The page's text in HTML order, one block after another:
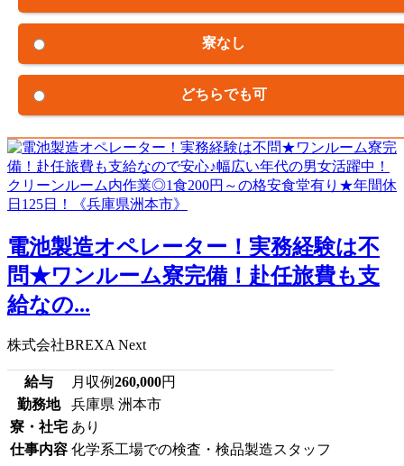
寮なし
どちらでも可
電池製造オペレーター！実務経験は不
問★ワンルーム寮完備！赴任旅費も支
給なの...
株式会社BREXA Next
給与 月収例260,000円
勤務地
兵庫県 洲本市
寮・社宅 あり
仕事内容 化学系工場での検査・検品製造スタッフ